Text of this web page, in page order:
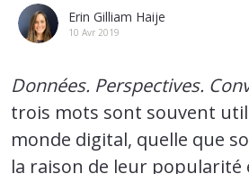
Erin Gilliam Haije
10 Avr 2019
Données. Perspectives.
trois mots sont souvent
monde digital, quelle que
la raison de leur popularité